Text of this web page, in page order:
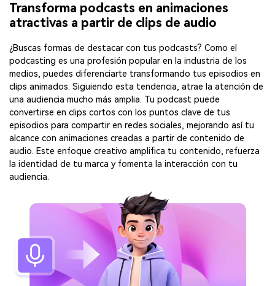
Transforma podcasts en animaciones
atractivas a partir de clips de audio
¿Buscas formas de destacar con tus podcasts? Como el
podcasting es una profesión popular en la industria de los
medios, puedes diferenciarte transformando tus episodios en
clips animados. Siguiendo esta tendencia, atrae la atención de
una audiencia mucho más amplia. Tu podcast puede
convertirse en clips cortos con los puntos clave de tus
episodios para compartir en redes sociales, mejorando así tu
alcance con animaciones creadas a partir de contenido de
audio. Este enfoque creativo amplifica tu contenido, refuerza
la identidad de tu marca y fomenta la interacción con tu
audiencia.